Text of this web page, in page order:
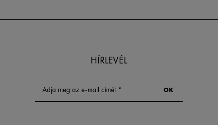
HÍRLEVÉL